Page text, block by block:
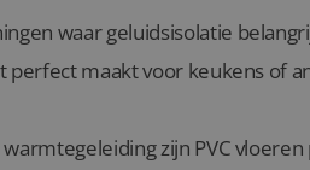
waar geluidsisolatie
perfect maakt voor keukens of
zijn PVC